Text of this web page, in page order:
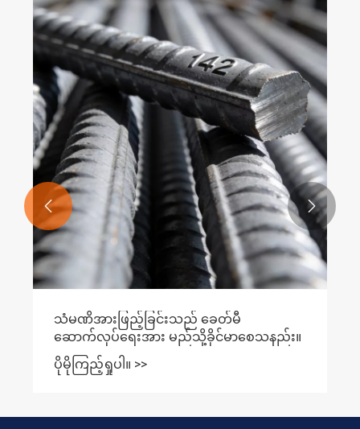
သံမဏိအားဖြည့်ခြင်းသည် ခေတ်မီ
ဆောက်လုပ်ရေးအား မည်သို့ခိုင်မာစေသနည်း။
ပိုမိုကြည့်ရှုပါ။ >>
 